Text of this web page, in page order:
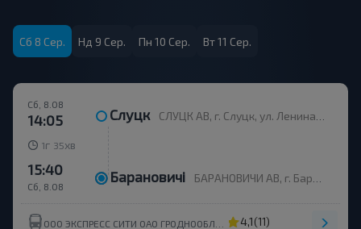
Сб 8 Сер. Нд 9 Сер. Пн 10 Сер. Вт 11 Сер.
Сб, 8.08
14:05 Слуцк СЛУЦК АВ, г. Слуцк, ул. Ленина, 90
1г 35 хв
Сб, 8.08
15:40 Барановичі БАРАНОВИЧИ АВ, г. Барановичи, ул. Фроленкова 40, Беларусь
4,1(11)